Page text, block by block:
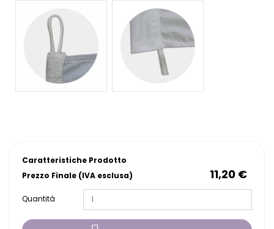
Caratteristiche Prodotto
Prezzo Finale (IVA esclusa)
11,20 €
Quantità